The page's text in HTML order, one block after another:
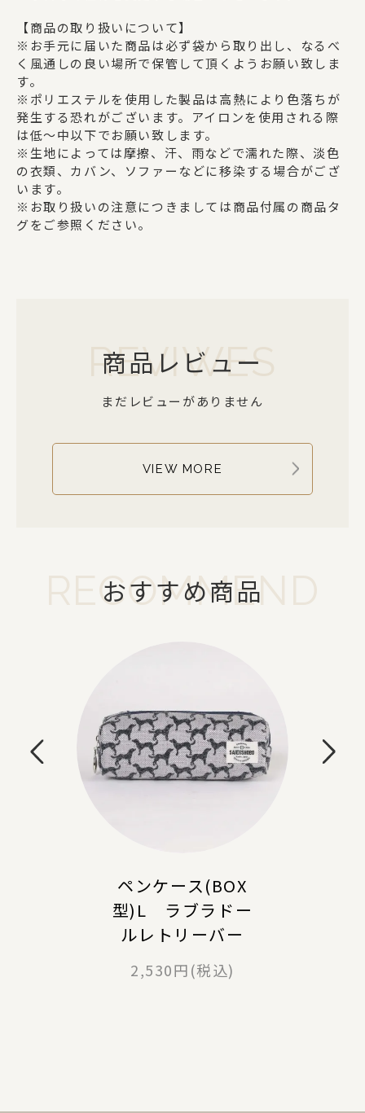
【商品の取り扱いについて】
※お手元に届いた商品は必ず袋から取り出し、なるべ
く風通しの良い場所で保管して頂くようお願い致しま
す。
※ポリエステルを使用した製品は高熱により色落ちが
発生する恐れがございます。アイロンを使用される際
は低～中以下でお願い致します。
※生地によっては摩擦、汗、雨などで濡れた際、淡色
の衣類、カバン、ソファーなどに移染する場合がござ
います。
※お取り扱いの注意につきましては商品付属の商品タ
グをご参照ください。
REVIWES
商品レビュー
まだレビューがありません
VIEW MORE
RECOMMEND
おすすめ商品
ペンケース(BOX
型)L ラブラドー
ルレトリーバー
2,530円(税込)